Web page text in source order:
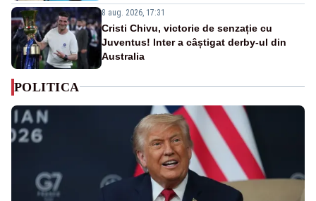
8 aug. 2026, 17:31
Cristi Chivu, victorie de senzație cu
Juventus! Inter a câștigat derby-ul din
Australia
POLITICA